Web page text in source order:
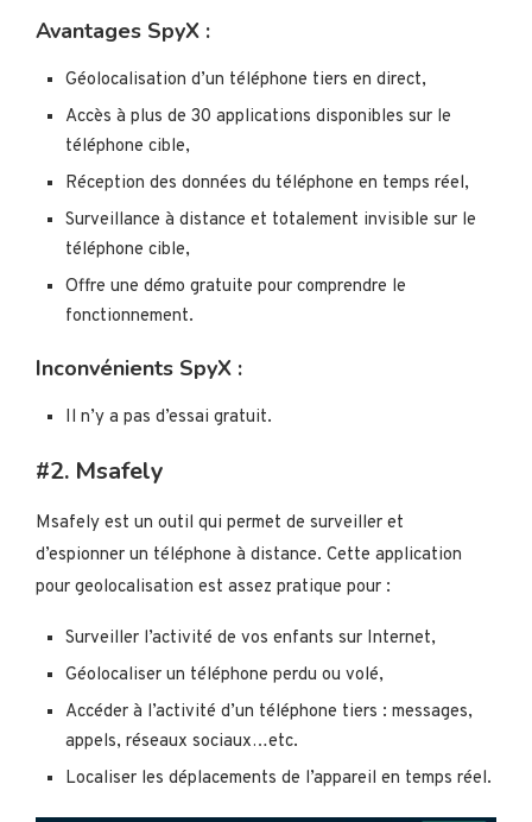
Avantages SpyX :
Géolocalisation d’un téléphone tiers en direct,
Accès à plus de 30 applications disponibles sur le
téléphone cible,
Réception des données du téléphone en temps réel,
Surveillance à distance et totalement invisible sur le
téléphone cible,
Offre une démo gratuite pour comprendre le
fonctionnement.
Inconvénients SpyX :
Il n’y a pas d’essai gratuit.
#2. Msafely
Msafely est un outil qui permet de surveiller et
d’espionner un téléphone à distance. Cette application
pour geolocalisation est assez pratique pour :
Surveiller l’activité de vos enfants sur Internet,
Géolocaliser un téléphone perdu ou volé,
Accéder à l’activité d’un téléphone tiers : messages,
appels, réseaux sociaux…etc.
Localiser les déplacements de l’appareil en temps réel.